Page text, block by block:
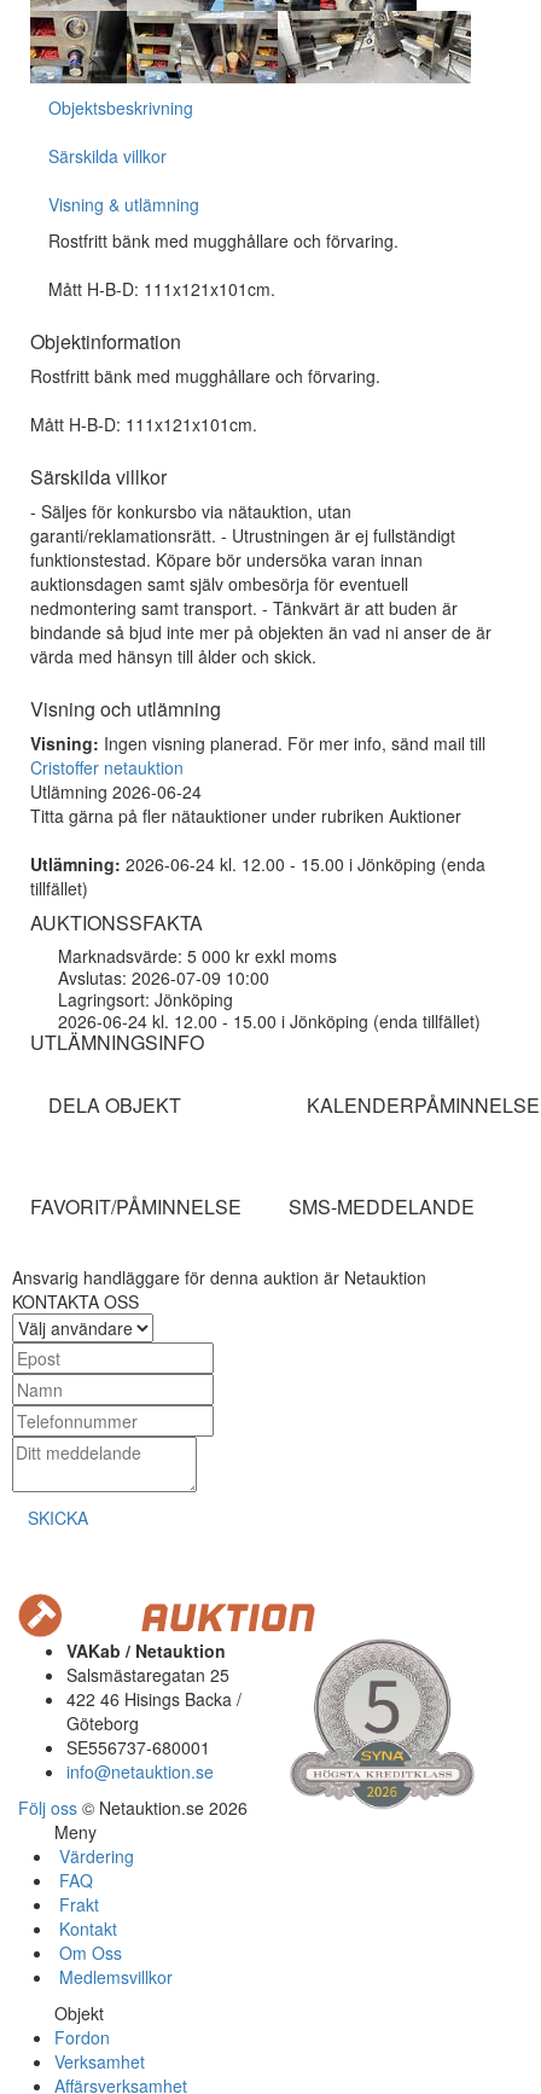
Objektsbeskrivning
Särskilda villkor
Visning & utlämning
Rostfritt bänk med mugghållare och förvaring.
Mått H-B-D: 111x121x101cm.
Objektinformation
Rostfritt bänk med mugghållare och förvaring.
Mått H-B-D: 111x121x101cm.
Särskilda villkor
- Säljes för konkursbo via nätauktion, utan
garanti/reklamationsrätt. - Utrustningen är ej fullständigt
funktionstestad. Köpare bör undersöka varan innan
auktionsdagen samt själv ombesörja för eventuell
nedmontering samt transport. - Tänkvärt är att buden är
bindande så bjud inte mer på objekten än vad ni anser de är
värda med hänsyn till ålder och skick.
Visning och utlämning
Visning: Ingen visning planerad. För mer info, sänd mail till
Cristoffer netauktion
Utlämning 2026-06-24
Titta gärna på fler nätauktioner under rubriken Auktioner
Utlämning: 2026-06-24 kl. 12.00 - 15.00 i Jönköping (enda
tillfället)
AUKTIONSSFAKTA
Marknadsvärde: 5 000 kr exkl moms
Avslutas: 2026-07-09 10:00
Lagringsort: Jönköping
2026-06-24 kl. 12.00 - 15.00 i Jönköping (enda tillfället)
UTLÄMNINGSINFO
DELA OBJEKT KALENDERPÅMINNELSE
FAVORIT/PÅMINNELSE SMS-MEDDELANDE
Ansvarig handläggare för denna auktion är Netauktion
KONTAKTA OSS
SKICKA
VAKab / Netauktion
Salsmästaregatan 25
422 46 Hisings Backa /
Göteborg
SE556737-680001
info@netauktion.se
Följ oss © Netauktion.se 2026
Meny
Värdering
FAQ
Frakt
Kontakt
Om Oss
Medlemsvillkor
Objekt
Fordon
Verksamhet
Affärsverksamhet